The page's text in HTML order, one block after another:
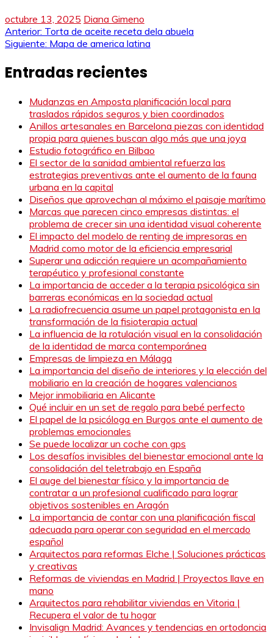
octubre 13, 2025 Diana Gimeno
Navegación
entradas
Anterior: Torta de aceite receta dela abuela
Siguiente: Mapa de america latina
Entradas recientes
Mudanzas en Amposta planificación local para
traslados rápidos seguros y bien coordinados
Anillos artesanales en Barcelona piezas con identidad
propia para quienes buscan algo más que una joya
Estudio fotográfico en Bilbao
El sector de la sanidad ambiental refuerza las
estrategias preventivas ante el aumento de la fauna
urbana en la capital
Diseños que aprovechan al máximo el paisaje marítimo
Marcas que parecen cinco empresas distintas: el
problema de crecer sin una identidad visual coherente
El impacto del modelo de renting de impresoras en
Madrid como motor de la eficiencia empresarial
Superar una adicción requiere un acompañamiento
terapéutico y profesional constante
La importancia de acceder a la terapia psicológica sin
barreras económicas en la sociedad actual
La radiofrecuencia asume un papel protagonista en la
transformación de la fisioterapia actual
La influencia de la rotulación visual en la consolidación
de la identidad de marca contemporánea
Empresas de limpieza en Málaga
La importancia del diseño de interiores y la elección del
mobiliario en la creación de hogares valencianos
Mejor inmobiliaria en Alicante
Qué incluir en un set de regalo para bebé perfecto
El papel de la psicóloga en Burgos ante el aumento de
problemas emocionales
Se puede localizar un coche con gps
Los desafíos invisibles del bienestar emocional ante la
consolidación del teletrabajo en España
El auge del bienestar físico y la importancia de
contratar a un profesional cualificado para lograr
objetivos sostenibles en Aragón
La importancia de contar con una planificación fiscal
adecuada para operar con seguridad en el mercado
español
Arquitectos para reformas Elche | Soluciones prácticas
y creativas
Reformas de viviendas en Madrid | Proyectos llave en
mano
Arquitectos para rehabilitar viviendas en Vitoria |
Recupera el valor de tu hogar
Invisalign Madrid: Avances y tendencias en ortodoncia